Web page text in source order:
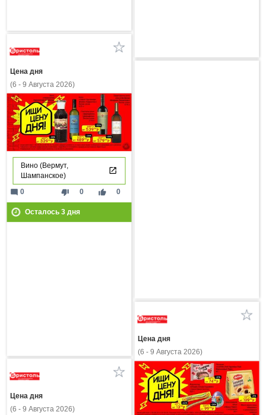
Цена дня
(6 - 9 Августа 2026)
Вино (Вермут,
Шампанское)
thumb_down 0 thumb_up 0
mode_comment 0
Осталось 3дня
Цена дня
(6 - 9 Августа 2026)
Цена дня
(6 - 9 Августа 2026)